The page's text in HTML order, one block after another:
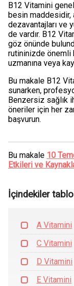
B12 Vitamini
besin maddesidir,
dezavantajları ve
de vardır. B12
göz önünde
rutininizde önemli
uzmanına veya
Bu makale B12
sunarken,
Benzersiz sağlık
öneriler için her
başvurun.
Bu makale 10
Etkileri ve
İçindekiler
A Vitamini
C Vitamini
D Vitamini
E Vitamini